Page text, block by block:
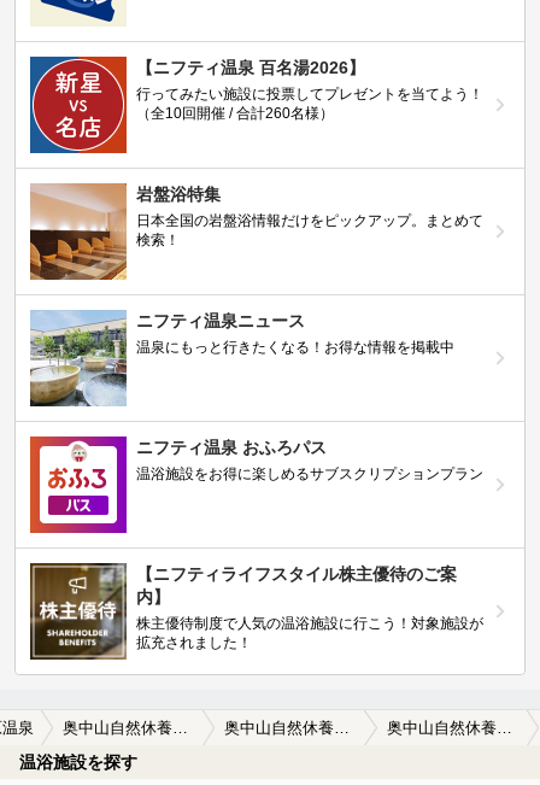
【ニフティ温泉 百名湯2026】
行ってみたい施設に投票してプレゼントを当てよう！
（全10回開催 / 合計260名様）
岩盤浴特集
日本全国の岩盤浴情報だけをピックアップ。まとめて
検索！
ニフティ温泉ニュース
温泉にもっと行きたくなる！お得な情報を掲載中
ニフティ温泉 おふろパス
温浴施設をお得に楽しめるサブスクリプションプラン
【ニフティライフスタイル株主優待のご案
内】
株主優待制度で人気の温浴施設に行こう！対象施設が
拡充されました！
泉 奥中山自然休養村管理センター「朝朱の湯」 奥中山自然休養村管理センター「朝朱の湯」の口コミ一覧 奥中山自然休養村管理センター「朝朱の湯」の口コミ 紅葉露天
温浴施設を探す